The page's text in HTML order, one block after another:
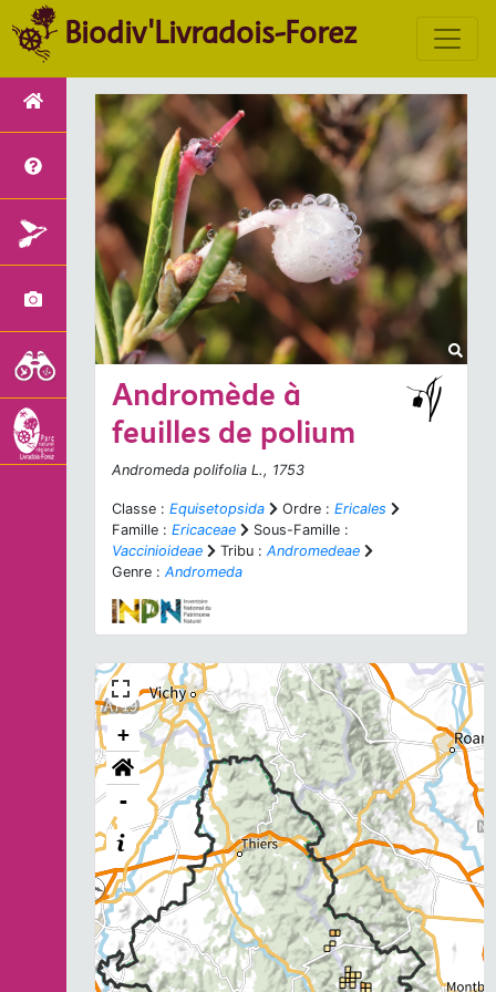
Biodiv'Livradois-Forez
Andromède à
feuilles de polium
Andromeda polifolia L., 1753
Classe : Equisetopsida Ordre : Ericales
Famille : Ericaceae
Sous-Famille :
Vaccinioideae
Tribu : Andromedeae
Genre : Andromeda
+
-